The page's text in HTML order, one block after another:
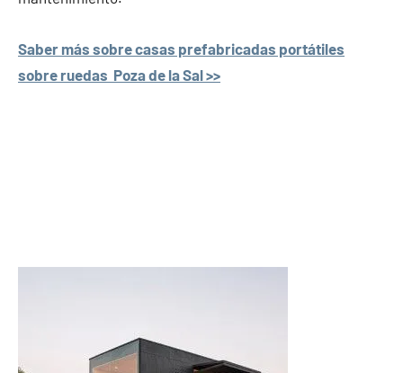
Saber más sobre casas prefabricadas portátiles
sobre ruedas Poza de la Sal >>